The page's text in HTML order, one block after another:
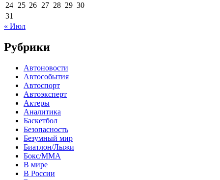
24 25 26 27 28 29 30
31
« Июл
Рубрики
Автоновости
Автособытия
Автоспорт
Автоэксперт
Актеры
Аналитика
Баскетбол
Безопасность
Безумный мир
Биатлон/Лыжи
Бокс/MMA
В мире
В России